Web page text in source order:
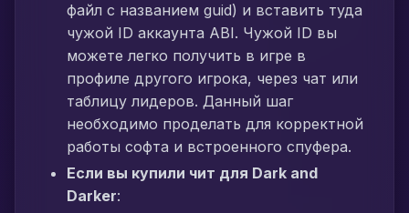
файл с названием guid) и вставить туда
чужой ID аккаунта ABI. Чужой ID вы
можете легко получить в игре в
профиле другого игрока, через чат или
таблицу лидеров. Данный шаг
необходимо проделать для корректной
работы софта и встроенного спуфера.
Если вы купили чит для Dark and
Darker: